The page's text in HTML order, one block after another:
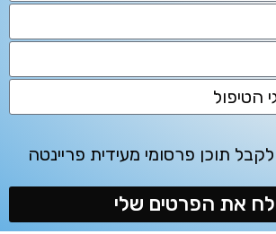
תוכן פרסומי מעידית פריינטה
את הפרטים שלי